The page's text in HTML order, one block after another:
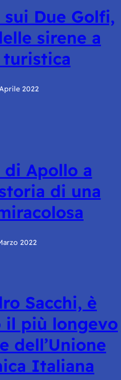
sui Due Golfi,
sirene a
turistica
2022
di Apollo a
di una
2022
Sacchi, è
il più longevo
dell’Unione
Italiana